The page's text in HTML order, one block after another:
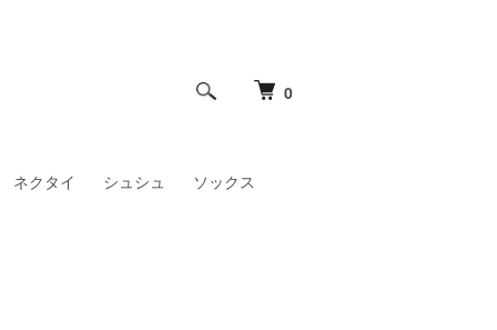
0
ネクタイ シュシュ ソックス